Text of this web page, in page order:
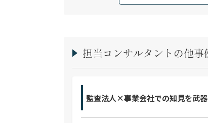
担当コンサルタントの他事
監査法人×事業会社での知見を武